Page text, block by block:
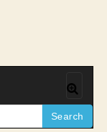
Search